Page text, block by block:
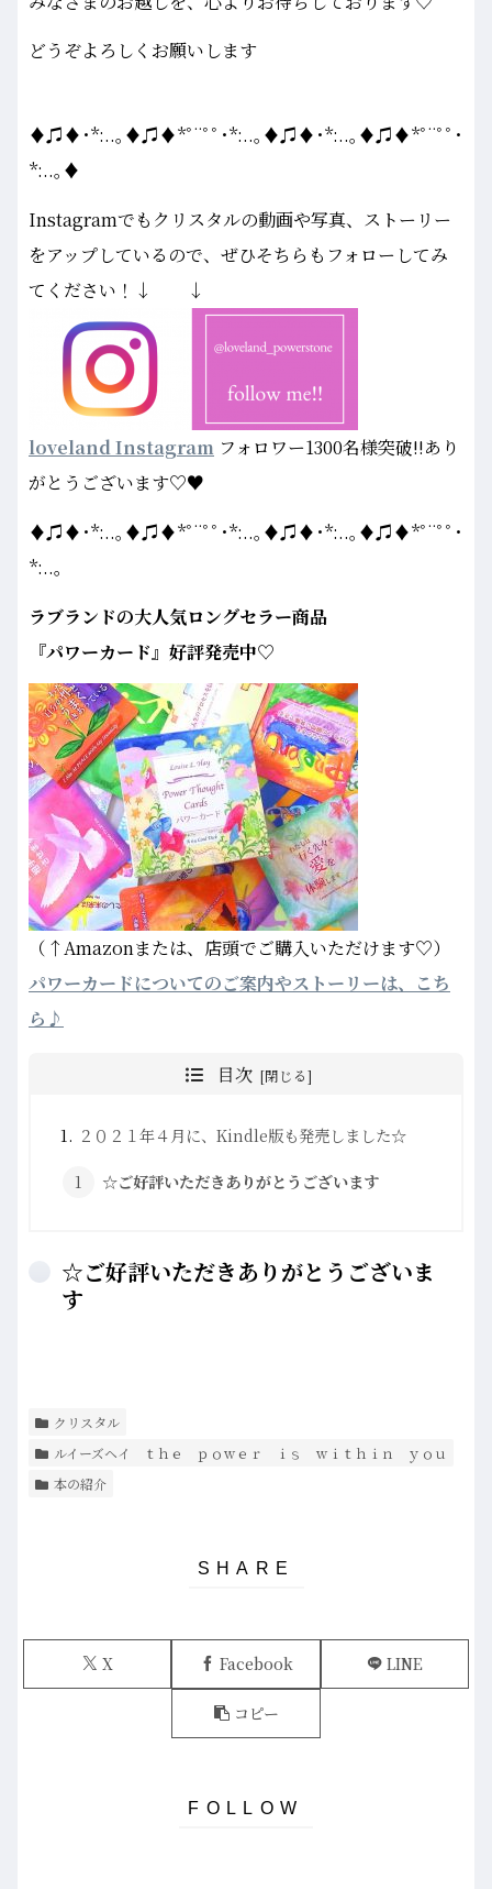
どうぞよろしくお願いします
♦♫♦･*:..｡♦♫♦*ﾟ¨ﾟﾟ･*:..｡♦♫♦･*:..｡♦♫♦*ﾟ¨ﾟﾟ･
*:..｡♦
Instagramでもクリスタルの動画や写真、ストーリー
をアップしているので、ぜひそちらもフォローしてみ
てください！↓ ↓
loveland Instagram フォロワー1300名様突破!!あり
がとうございます♡♥
♦♫♦･*:..｡♦♫♦*ﾟ¨ﾟﾟ･*:..｡♦♫♦･*:..｡♦♫♦*ﾟ¨ﾟﾟ･
*:..｡
ラブランドの大人気ロングセラー商品
『パワーカード』好評発売中♡
（↑Amazonまたは、店頭でご購入いただけます♡）
パワーカードについてのご案内やストーリーは、こち
ら♪
目次
２０２１年４月に、Kindle版も発売しました☆
☆ご好評いただきありがとうございます
☆ご好評いただきありがとうございま
す
クリスタル
ルイーズヘイ ｔｈｅ ｐｏｗｅｒ ｉｓ ｗｉｔｈｉｎ ｙｏｕ
本の紹介
X Facebook LINE
コピー